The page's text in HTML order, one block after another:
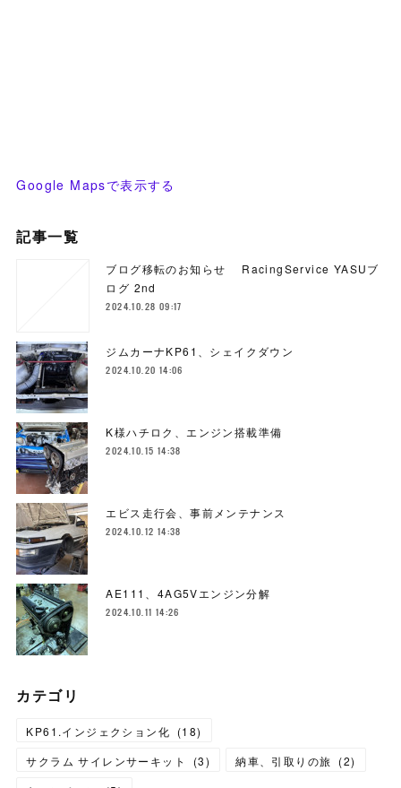
Google Mapsで表示する
記事一覧
ブログ移転のお知らせ RacingService YASUブ
ログ 2nd
2024.10.28 09:17
ジムカーナKP61、シェイクダウン
2024.10.20 14:06
K様ハチロク、エンジン搭載準備
2024.10.15 14:38
エビス走行会、事前メンテナンス
2024.10.12 14:38
AE111、4AG5Vエンジン分解
2024.10.11 14:26
カテゴリ
KP61.インジェクション化 (18)
サクラム サイレンサーキット
(3) 納車、引取りの旅 (2)